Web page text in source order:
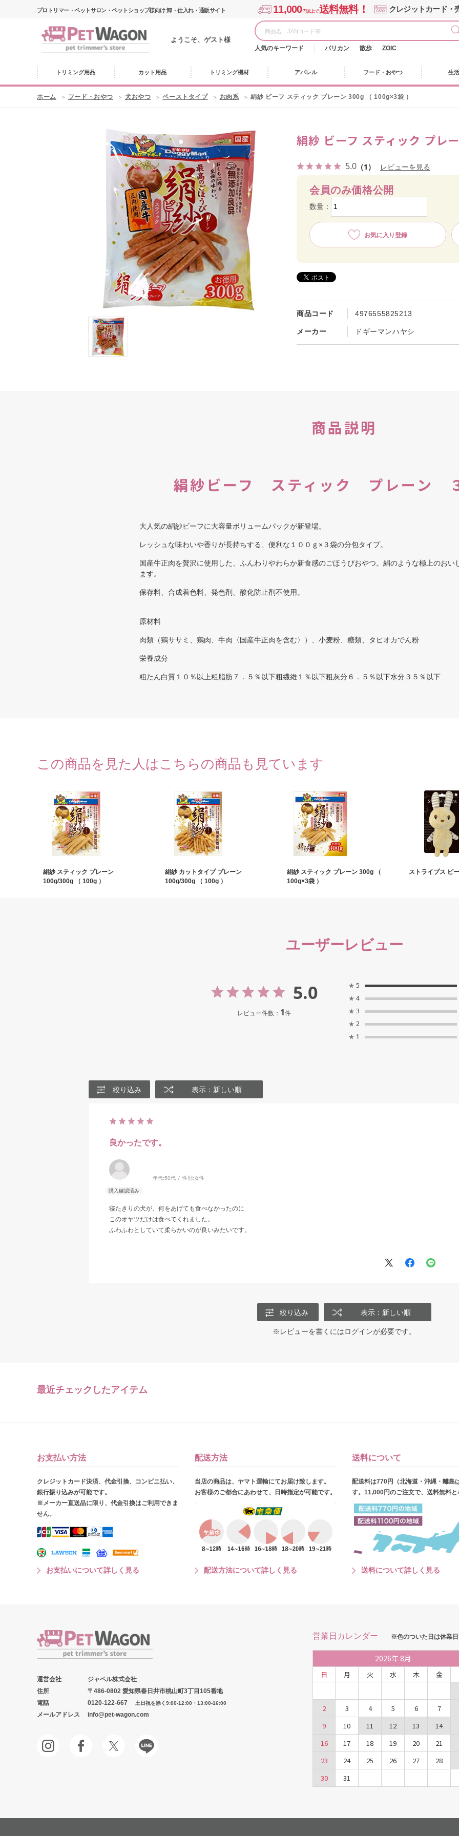
プロトリマー・ペットサロン・ペットショップ様向け 卸・仕入れ・通販サイト 11,000円以上で送料無料！ クレジットカード・
ようこそ、ゲスト様
人気のキーワード バリカン 散歩 ZOIC
トリミング用品 カット用品 トリミング機材 アパレル フード・おやつ 生
ホーム フード・おやつ 犬おやつ ペーストタイプ お肉系 絹紗 ビーフ スティック プレーン 300g （ 100g×3袋 ）
絹紗 ビーフ スティック プレ
5.0 （1） レビューを見る
商品コード 4976555825213
メーカー ドギーマンハヤシ
会員のみ価格公開
数量：
お気に入り登録
商品説明
絹紗ビーフ スティック プレーン
大人気の絹紗ビーフに大容量ボリュームパックが新登場。
レッシュな味わいや香りが長持ちする、便利な１００ｇ×３袋の分包タイプ。
国産牛正肉を贅沢に使用した、ふんわりやわらか新食感のごほうびおやつ。絹のような極上のおい
ます。
保存料、合成着色料、発色剤、酸化防止剤不使用。
原材料
肉類（鶏ササミ、鶏肉、牛肉〈国産牛正肉を含む〉）、小麦粉、糖類、タピオカでん粉
栄養成分
粗たん白質１０％以上粗脂肪７．５％以下粗繊維１％以下粗灰分６．５％以下水分３５％以下
この商品を見た人はこちらの商品も見ています
絹紗 スティック プレーン
100g/300g （ 100g ）
絹紗 カットタイプ プレーン
100g/300g （ 100g ）
絹紗 スティック プレーン 300g （
100g×3袋 ）
ストライプス ピ
ユーザーレビュー
5.0
レビュー件数： 1件
★ 5
★ 4
★ 3
★ 2
★ 1
絞り込み 表示：新しい順
良かったです。
年代:50代 性別:女性
寝たきりの犬が、何をあげても食べなかったのに
このオヤツだけは食べてくれました。
ふわふわとしていて柔らかいのが良いみたいです。
絞り込み 表示：新しい順
※レビューを書くにはログインが必要です。
最近チェックしたアイテム
お支払い方法
クレジットカード決済、代金引換、コンビニ払い、
銀行振り込みが可能です。
※メーカー直送品に限り、代金引換はご利用できま
せん。
お支払いについて詳しく見る
配送方法
当店の商品は、ヤマト運輸にてお届け致します。
お客様のご都合にあわせて、日時指定が可能です。
配送方法について詳しく見る
送料について
配送料は770円（北海道・沖縄・離島
す。11,000円のご注文で、送料無料と
送料について詳しく見る
運営会社
ジャペル株式会社
住所
〒486-0802 愛知県春日井市桃山町3丁目105番地
電話
0120-122-667 土日祝を除く9:00-12:00・13:00-16:00
メールアドレス info@pet-wagon.com
営業日カレンダー ※色のついた日は休業日
2026年 8月
日 月 火 水 木 金
2
3 4 5 6 7
9
10 11 12 13 14
16
17 18 19 20 21
23
24 25 26 27 28
30
31